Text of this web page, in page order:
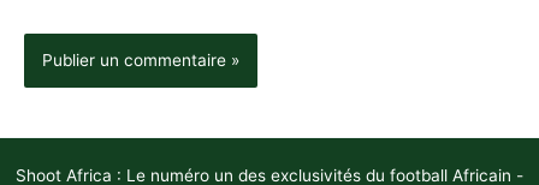
Shoot Africa : Le numéro un des exclusivités du football Africain -